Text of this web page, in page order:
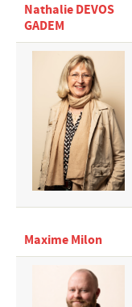
Nathalie DEVOS
GADEM
Maxime Milon